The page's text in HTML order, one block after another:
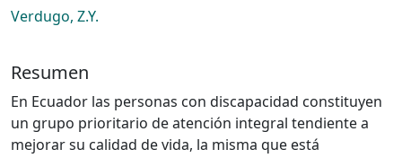
Verdugo, Z.Y.
Resumen
En Ecuador las personas con discapacidad constituyen
un grupo prioritario de atención integral tendiente a
mejorar su calidad de vida, la misma que está